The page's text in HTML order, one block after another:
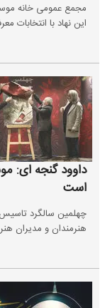
مجمع عمومی خانه
این نهاد با انتخابات
داوود گنجه ای:
است
هنرمندان و مدیران